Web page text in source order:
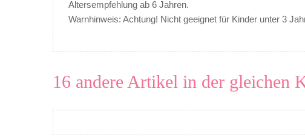
Altersempfehlung ab 6 Jahren.
Warnhinweis: Achtung! Nicht geeignet für Kinder unter 3
16 andere Artikel in der gleichen